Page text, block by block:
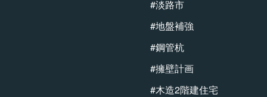
#淡路市
#地盤補強
#鋼管杭
#擁壁計画
#木造2階建住宅